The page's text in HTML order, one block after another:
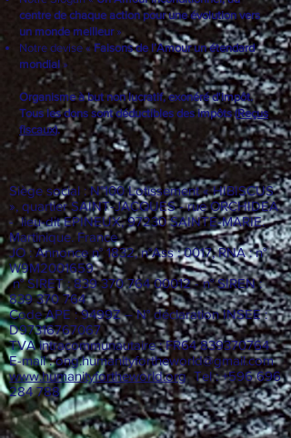
centre de chaque action pour une évolution vers
un monde meilleur»
Notre devise «Faisons de l’Amour un étendard
mondial »
Organisme à but non lucratif, exonéré d'impôt.
Tous les dons sont déductibles des impôts (Reçus
fiscaux).
Siège social : N°100 Lotissement « HIBISCUS
», quartier SAINT-JACQUES - rue ORCHIDEA
- lieu-dit EPINEUX, 97230 SAINTE-MARIE.
Martinique. France
JO : Annonce n° 1832, n°Ass : 0017, RNA : n°
W9M2001659
n° SIRET :839 370 764 00012- n° SIREN :
839 370 764
Code APE : 9499Z – N° déclaration INSEE :
D97316767067
TVA intracommunautaire : FR64839370764
E-mail :ong.humanityfortheworld@gmail.com
www.humanityfortheworld.orgTel : +596 696
284 788